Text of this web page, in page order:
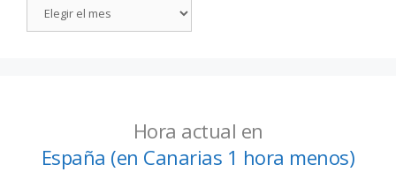
Hora actual en
España (en Canarias 1 hora menos)